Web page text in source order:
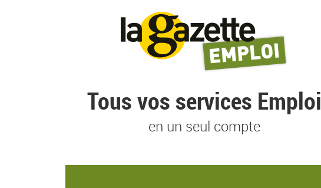
Tous vos services Emploi
en un seul compte